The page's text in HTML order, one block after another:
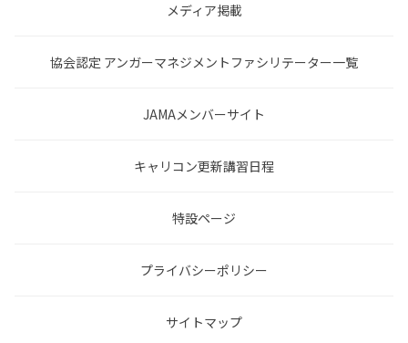
メディア掲載
協会認定 アンガーマネジメントファシリテーター一覧
JAMAメンバーサイト
キャリコン更新講習日程
特設ページ
プライバシーポリシー
サイトマップ